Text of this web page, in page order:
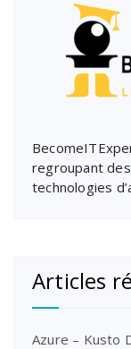
regroupant
technologies
Articles
Azure – Kusto